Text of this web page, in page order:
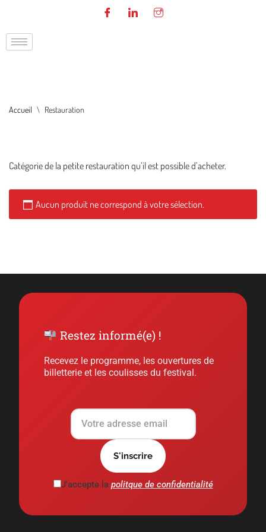
Aller
au
Accueil \ Restauration
Catégorie de la petite restauration qu’il est possible d’acheter.
Aucun produit ne correspond à votre sélection.
Restez informé(e) !
Recevez le programme, les ouvertures de
billetterie et les coulisses du festival.
J'accepte la politque de confidentialité